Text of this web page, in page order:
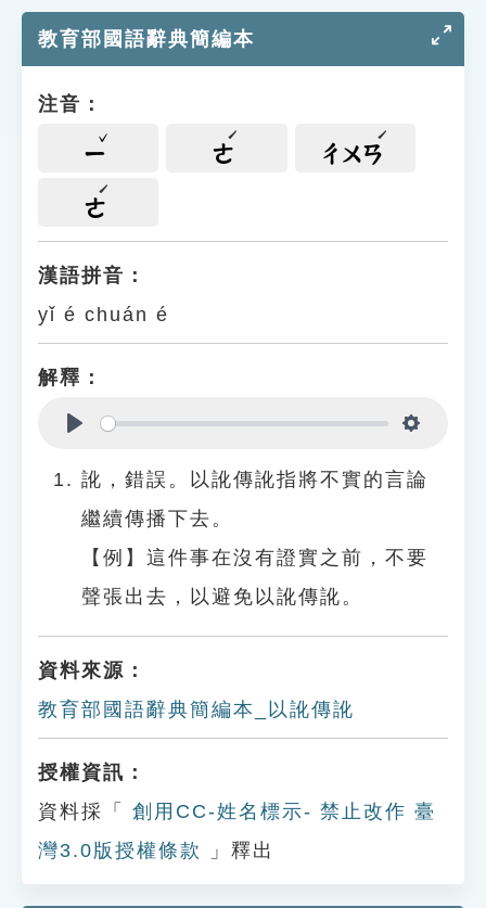
單字索引
遊戲專區
教學應用
貓頭鷹博士
教育部國語辭典簡編本
注音：
ㄧ ㄜ ㄔㄨㄢ
ㄜ
漢語拼音：
yǐ é chuán é
解釋：
訛，錯誤。以訛傳訛指將不實的言論
繼續傳播下去。
【例】這件事在沒有證實之前，不要
聲張出去，以避免以訛傳訛。
資料來源：
教育部國語辭典簡編本_以訛傳訛
授權資訊：
資料採「
創用CC-姓名標示- 禁止改作 臺
灣3.0版授權條款
」釋出